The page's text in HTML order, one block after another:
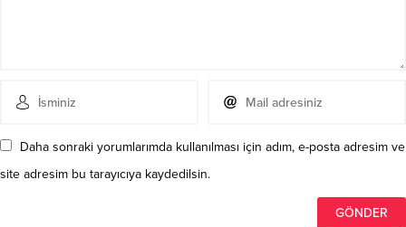
Daha sonraki yorumlarımda kullanılması için adım, e-posta adresim ve
site adresim bu tarayıcıya kaydedilsin.